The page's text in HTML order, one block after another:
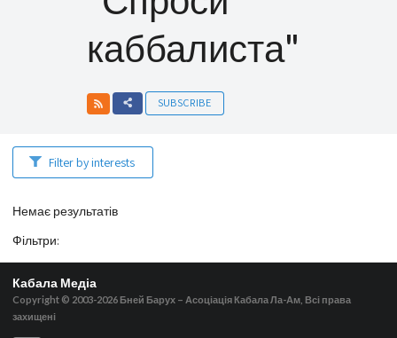
каббалиста"
SUBSCRIBE
Filter by interests
Немає результатів
Фільтри:
Кабала Медіа
Copyright © 2003-2026 Бней Барух – Асоціація Кабала Ла-Ам, Всі права
захищені